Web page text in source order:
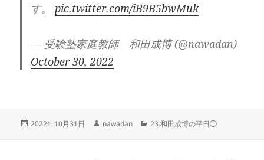
す。pic.twitter.com/iB9B5bwMuk
— 受験塾家庭教師 和田成博 (@nawadan)
October 30, 2022
投
2022年10月31日
作
nawadan
カ
23.和田成博の平日◯